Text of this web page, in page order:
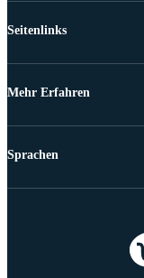
Seitenlinks
Mehr Erfahren
Sprachen